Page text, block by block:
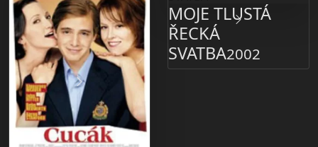
MOJE TLUSTÁ
ŘECKÁ
SVATBA2002